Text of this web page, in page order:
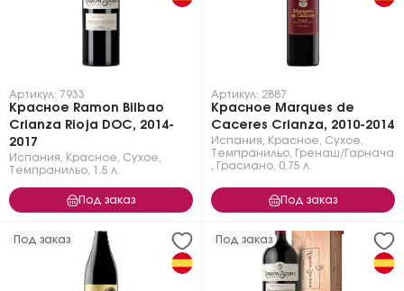
Артикул: 7933
Красное Ramon Bilbao
Crianza Rioja DOC, 2014-
2017
Испания Красное Сухое
Темпранильо 1.5 л.
Под заказ
Артикул: 2887
Красное Marques de
Caceres Crianza, 2010-2014
Испания Красное Сухое
Темпранильо
Гренаш/Гарнача
Грасиано 0.75 л.
Под заказ
Под заказ Под заказ